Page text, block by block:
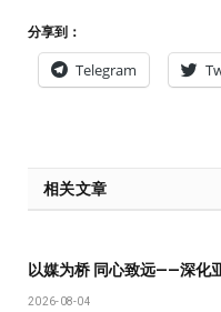
分享到：
Telegram
相关文章
以媒为桥 同心致远——深化
2026-08-04